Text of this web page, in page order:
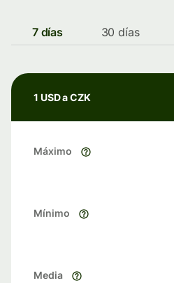
7 días 30 días
1 USD a CZK
Máximo
Mínimo
Media